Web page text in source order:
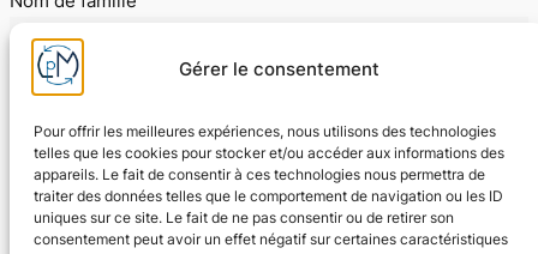
Gérer le consentement
Pour offrir les meilleures expériences, nous utilisons des technologies
telles que les cookies pour stocker et/ou accéder aux informations des
appareils. Le fait de consentir à ces technologies nous permettra de
traiter des données telles que le comportement de navigation ou les ID
uniques sur ce site. Le fait de ne pas consentir ou de retirer son
consentement peut avoir un effet négatif sur certaines caractéristiques
E-mail
J'accepte les conditions d'utilisation